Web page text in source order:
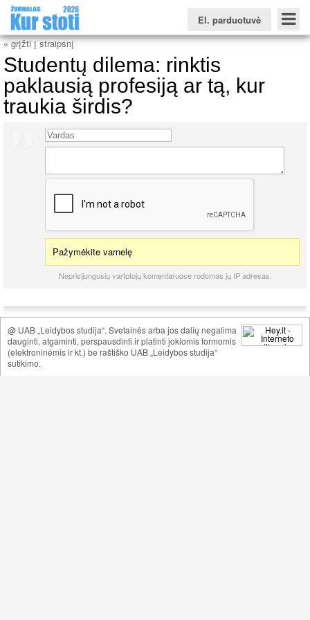
El. parduotuvė
Konkursinio balo skaičiuoklė Žurnalas KUR STOTI
Universitetų sritis
Kolegijų sritis
Profesinių mokyklų sritis
« grįžti į straipsnį
Studentų dilema: rinktis
paklausią profesiją ar tą, kur
traukia širdis?
Pažymėkite varnelę
Neprisijungusių vartotojų komentaruose rodomas jų IP adresas.
@ UAB „Leidybos studija“. Svetainės arba jos dalių negalima
dauginti, atgaminti, perspausdinti ir platinti jokiomis formomis
(elektroninėmis ir kt.) be raštiško UAB „Leidybos studija“
sutikimo.